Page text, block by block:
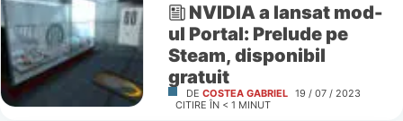
NVIDIA a lansat mod-
ul Portal: Prelude pe
Steam, disponibil
gratuit
DE COSTEA GABRIEL 19 / 07 / 2023
CITIRE ÎN < 1 MINUT